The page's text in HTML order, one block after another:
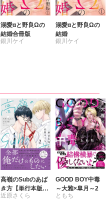
溺愛αと野良Ωの
結婚合冊版
銀川ケイ
溺愛αと野良Ωの
結婚
銀川ケイ
高嶺のSubのあば
き方【単行本版】
2君の心をとかす
近原さくら
GOOD BOY中毒
～大雅×皐月～2
ともち